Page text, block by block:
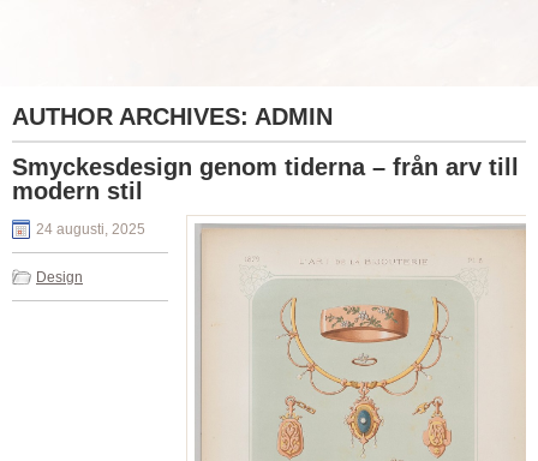
AUTHOR ARCHIVES: ADMIN
Smyckesdesign genom tiderna – från arv till
modern stil
24 augusti, 2025
Design